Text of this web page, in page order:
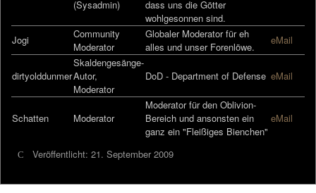
(Sysadmin)
dass uns die Götter
wohlgesonnen sind.
Jogi
Community
Moderator
Globaler Moderator für eh
alles und unser Forenlöwe.
eMail
dirtyolddunmer
Skaldengesänge-
Autor,
Moderator
DoD - Department of Defense eMail
Schatten Moderator
Moderator für den Oblivion-
Bereich und ansonsten ein
ganz ein "Fleißiges Bienchen"
eMail
Veröffentlicht: 21. September 2009